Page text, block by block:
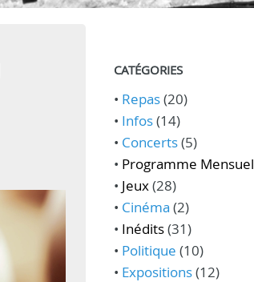
CATÉGORIES
• Repas(20)
• Infos(14)
• Concerts(5)
• Programme Mensuel
• Jeux(28)
• Cinéma (2)
• Inédits(31)
• Politique (10)
• Expositions(12)